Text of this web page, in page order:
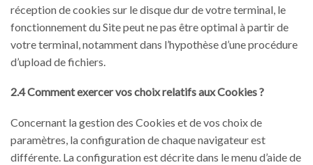
réception de cookies sur le disque dur de votre terminal, le
fonctionnement du Site peut ne pas être optimal à partir de
votre terminal, notamment dans l’hypothèse d’une procédure
d’upload de fichiers.
2.4 Comment exercer vos choix relatifs aux Cookies ?
Concernant la gestion des Cookies et de vos choix de
paramètres, la configuration de chaque navigateur est
différente. La configuration est décrite dans le menu d’aide de